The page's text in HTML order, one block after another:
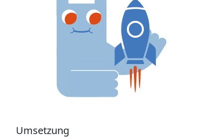
Umsetzung